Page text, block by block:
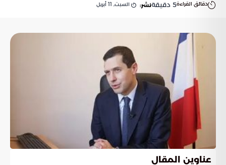
دقائق القراءة5 دقيقةنشر: السبت, 11 أبريل
عناوين المقال